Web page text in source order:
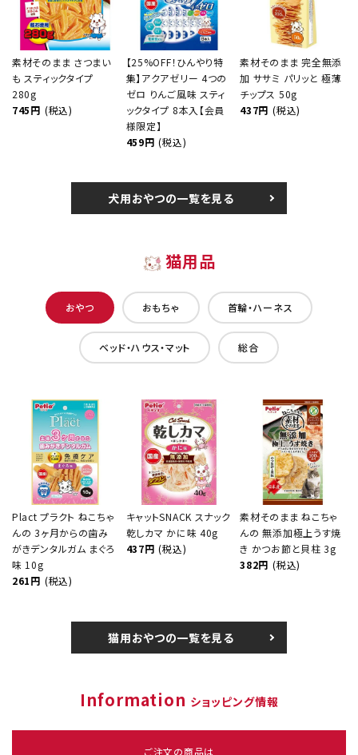
素材そのまま さつまい
も スティックタイプ
280g
745円 (税込)
【25%OFF！ひんやり特
集】アクアゼリー 4つの
ゼロ りんご風味 スティ
ックタイプ 8本入【会員
様限定】
459円 (税込)
素材そのまま 完全無添
加 ササミ パリッと 極薄
チップス 50g
437円 (税込)
犬用おやつの一覧を見る
猫用品
おやつ おもちゃ 首輪・ハーネス
ベッド・ハウス・マット 総合
Plact プラクト ねこちゃ
んの 3ヶ月からの歯み
がきデンタルガム まぐろ
味 10g
261円 (税込)
キャットSNACK スナック
乾しカマ かに味 40g
437円 (税込)
素材そのまま ねこちゃ
んの 無添加極上うす焼
き かつお節と貝柱 3g
382円 (税込)
猫用おやつの一覧を見る
Information ショッピング情報
ご注文の商品は